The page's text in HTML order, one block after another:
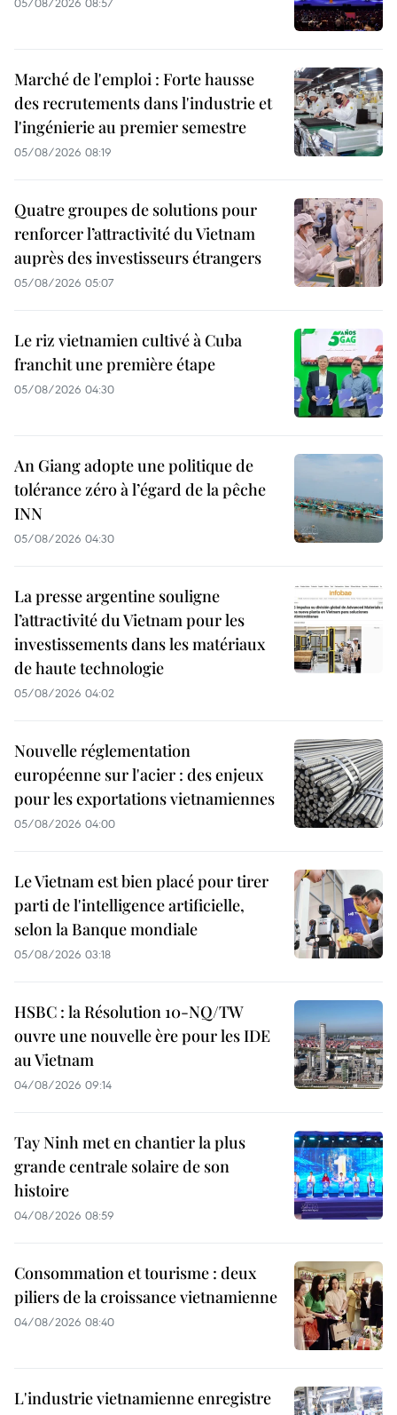
Marché de l'emploi : Forte hausse
des recrutements dans l'industrie et
l'ingénierie au premier semestre
05/08/2026 08:19
Quatre groupes de solutions pour
renforcer l’attractivité du Vietnam
auprès des investisseurs étrangers
05/08/2026 05:07
Le riz vietnamien cultivé à Cuba
franchit une première étape
05/08/2026 04:30
An Giang adopte une politique de
tolérance zéro à l’égard de la pêche
INN
05/08/2026 04:30
La presse argentine souligne
l’attractivité du Vietnam pour les
investissements dans les matériaux
de haute technologie
05/08/2026 04:02
Nouvelle réglementation
européenne sur l'acier : des enjeux
pour les exportations vietnamiennes
05/08/2026 04:00
Le Vietnam est bien placé pour tirer
parti de l'intelligence artificielle,
selon la Banque mondiale
05/08/2026 03:18
HSBC : la Résolution 10-NQ/TW
ouvre une nouvelle ère pour les IDE
au Vietnam
04/08/2026 09:14
Tay Ninh met en chantier la plus
grande centrale solaire de son
histoire
04/08/2026 08:59
Consommation et tourisme : deux
piliers de la croissance vietnamienne
04/08/2026 08:40
L'industrie vietnamienne enregistre